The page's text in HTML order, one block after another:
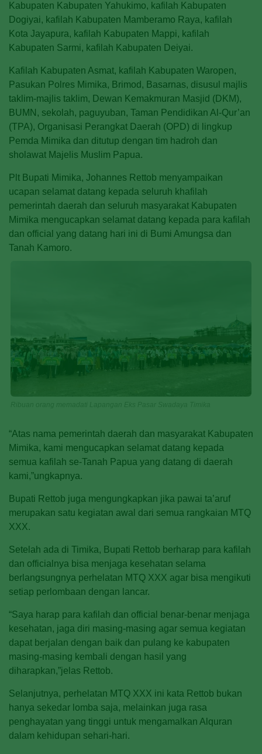
Kabupaten Kabupaten Yahukimo, kafilah Kabupaten
Dogiyai, kafilah Kabupaten Mamberamo Raya, kafilah
Kota Jayapura, kafilah Kabupaten Mappi, kafilah
Kabupaten Sarmi, kafilah Kabupaten Deiyai.
Kafilah Kabupaten Asmat, kafilah Kabupaten Waropen,
Pasukan Polres Mimika, Brimod, Basarnas, disusul majlis
taklim-majlis taklim, Dewan Kemakmuran Masjid (DKM),
BUMN, sekolah, paguyuban, Taman Pendidikan Al-Qur’an
(TPA), Organisasi Perangkat Daerah (OPD) di lingkup
Pemda Mimika dan ditutup dengan tim hadroh dan
sholawat Majelis Muslim Papua.
Plt Bupati Mimika, Johannes Rettob menyampaikan
ucapan selamat datang kepada seluruh khafilah
pemerintah daerah dan seluruh masyarakat Kabupaten
Mimika mengucapkan selamat datang kepada para kafilah
dan official yang datang hari ini di Bumi Amungsa dan
Tanah Kamoro.
“Atas nama pemerintah daerah dan masyarakat Kabupaten
Mimika, kami mengucapkan selamat datang kepada
semua kafilah se-Tanah Papua yang datang di daerah
kami,”ungkapnya.
Bupati Rettob juga mengungkapkan jika pawai ta’aruf
merupakan satu kegiatan awal dari semua rangkaian MTQ
XXX.
Setelah ada di Timika, Bupati Rettob berharap para kafilah
dan officialnya bisa menjaga kesehatan selama
berlangsungnya perhelatan MTQ XXX agar bisa mengikuti
setiap perlombaan dengan lancar.
“Saya harap para kafilah dan official benar-benar menjaga
kesehatan, jaga diri masing-masing agar semua kegiatan
dapat berjalan dengan baik dan pulang ke kabupaten
masing-masing kembali dengan hasil yang
diharapkan,”jelas Rettob.
Selanjutnya, perhelatan MTQ XXX ini kata Rettob bukan
hanya sekedar lomba saja, melainkan juga rasa
penghayatan yang tinggi untuk mengamalkan Alquran
dalam kehidupan sehari-hari.